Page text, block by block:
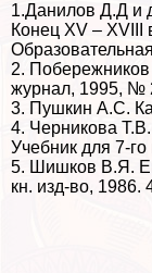
1.Данилов Д.Д и
Конец XV – XVIII
2.
журнал, 1995, №
3. Пушкин А.С.
4. Черникова
Учебник для 7-
5. Шишков В.Я.
кн. изд-во, 1986.